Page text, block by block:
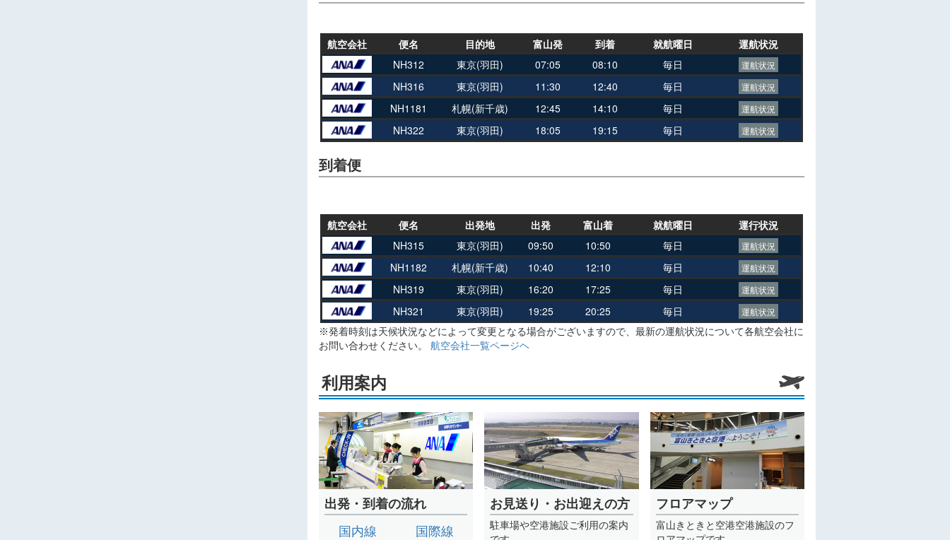
航空会社 便名 目的地 富山発 到着 就航曜日
運航状況
NH312
東京(羽田) 07:05 08:10 毎日 運航状況
NH316 東京(羽田) 11:30 12:40 毎日 運航状況
NH1181 札幌(新千歳) 12:45 14:10 毎日 運航状況
NH322 東京(羽田) 18:05 19:15 毎日 運航状況
到着便
航空会社 便名 出発地 出発 富山着 就航曜日
運行状況
NH315
東京(羽田) 09:50 10:50 毎日 運航状況
NH1182 札幌(新千歳) 10:40 12:10 毎日 運航状況
NH319 東京(羽田) 16:20 17:25 毎日 運航状況
NH321 東京(羽田) 19:25 20:25 毎日 運航状況
※発着時刻は天候状況などによって変更となる場合がございますので、最新の運航状況について各航空会社に
お問い合わせください。
航空会社一覧ページヘ
利用案内
出発・到着の流れ
国内線
国際線
お見送り・お出迎えの方
駐車場や空港施設ご利用の案内
フロアマップ
富山きときと空港空港施設のフ